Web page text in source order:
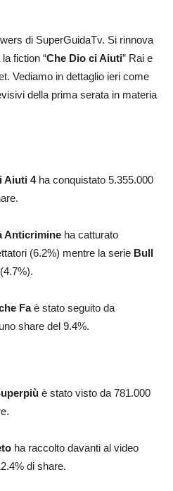
di SuperGuidaTv. Si rinnova
fiction “Che Dio ci Aiuti” Rai e
Vediamo in dettaglio ieri come
della prima serata in materia
Aiuti 4ha conquistato 5.355.000
Anticrimine ha catturato
(6.2%) mentre la serie Bull
Faè stato seguito da
share del 9.4%.
è stato visto da 781.000
ha raccolto davanti al video
di share.